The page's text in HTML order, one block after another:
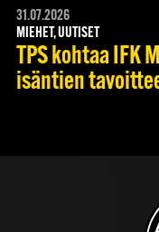
31.07.2026
MIEHET, UUTISET
TPS kohtaa IFK
isäntien